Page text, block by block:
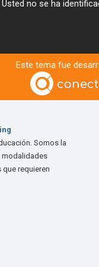
Usted no se ha
Este tema fue
Somos la
modalidades
requieren